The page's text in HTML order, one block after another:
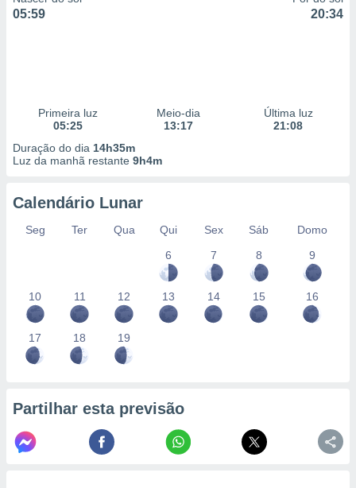
05:59 20:34
Primeira luz
05:25
Meio-dia
13:17
Última luz
21:08
Duração do dia 14h35m
Luz da manhã restante 9h4m
Calendário Lunar
Seg Ter Qua Qui Sex Sáb
Domo
6
7 8 9
10 11 12 13 14 15 16
17 18 19
Partilhar esta previsão